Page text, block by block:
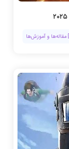
مقاله‌ها و آموزش‌ها